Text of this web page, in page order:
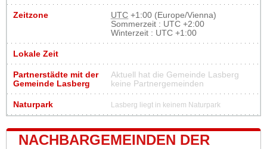
Zeitzone UTC +1:00 (Europe/Vienna)
Sommerzeit : UTC +2:00
Winterzeit : UTC +1:00
Lokale Zeit
Partnerstädte mit der
Gemeinde Lasberg
Aktuell hat die Gemeinde Lasberg
keine Partnergemeinden
Naturpark Lasberg liegt in keinem Naturpark
NACHBARGEMEINDEN DER